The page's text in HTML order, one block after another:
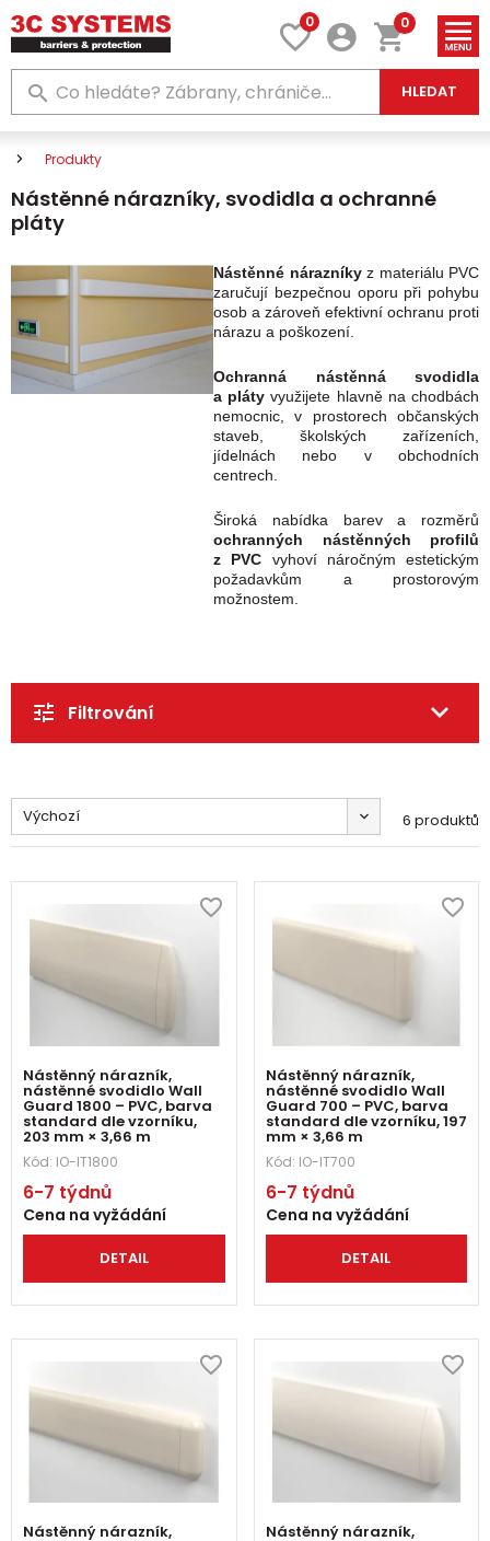
0
HLEDAT
0
Produkty
Nástěnné nárazníky, svodidla a ochranné
pláty
Nástěnné nárazníkyz materiálu PVC
zaručují bezpečnou oporu při pohybu
osob a zároveň efektivní ochranu proti
nárazu a poškození.
Ochranná nástěnná svodidla
a pláty využijete hlavně na chodbách
nemocnic, v prostorech občanských
staveb, školských zařízeních,
jídelnách nebo v obchodních
centrech.
Široká nabídka barev a rozměrů
ochranných nástěnných profilů
z PVC vyhoví náročným estetickým
požadavkům a prostorovým
možnostem.
Filtrování
Výchozí 6 produktů
Nástěnný nárazník,
nástěnné svodidlo Wall
Guard 1800 – PVC, barva
standard dle vzorníku,
203 mm × 3,66 m
Kód: IO-IT1800
6-7 týdnů
Cena na vyžádání
DETAIL
Nástěnný nárazník,
nástěnné svodidlo Wall
Guard 700 – PVC, barva
standard dle vzorníku, 197
mm × 3,66 m
Kód: IO-IT700
6-7 týdnů
Cena na vyžádání
DETAIL
Nástěnný nárazník, Nástěnný nárazník,